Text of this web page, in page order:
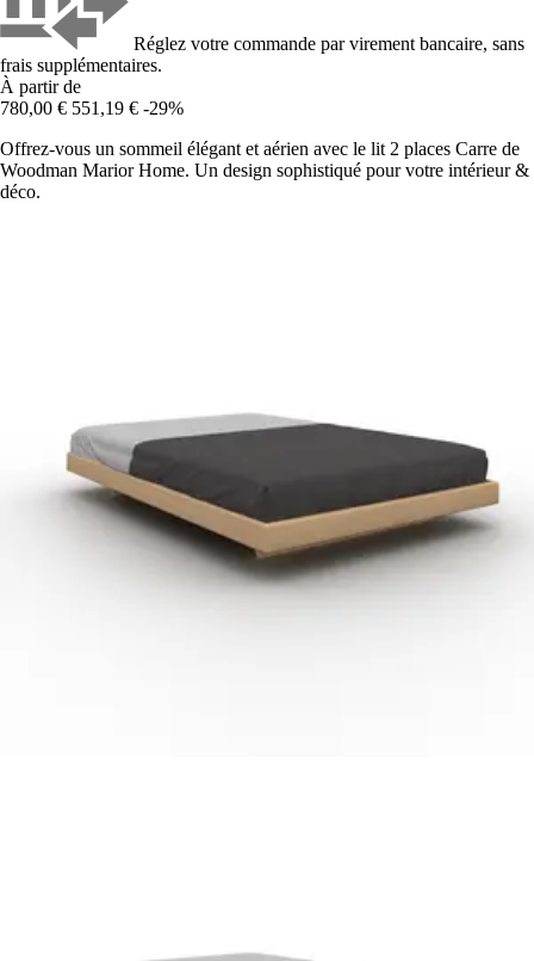
Réglez votre commande par virement bancaire, sans
frais supplémentaires.
À partir de
780,00 € 551,19 € -29%
Offrez-vous un sommeil élégant et aérien avec le lit 2 places Carre de
Woodman Marior Home. Un design sophistiqué pour votre intérieur &
déco.